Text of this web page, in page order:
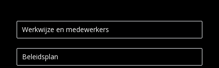
Werkwijze en medewerkers
Beleidsplan